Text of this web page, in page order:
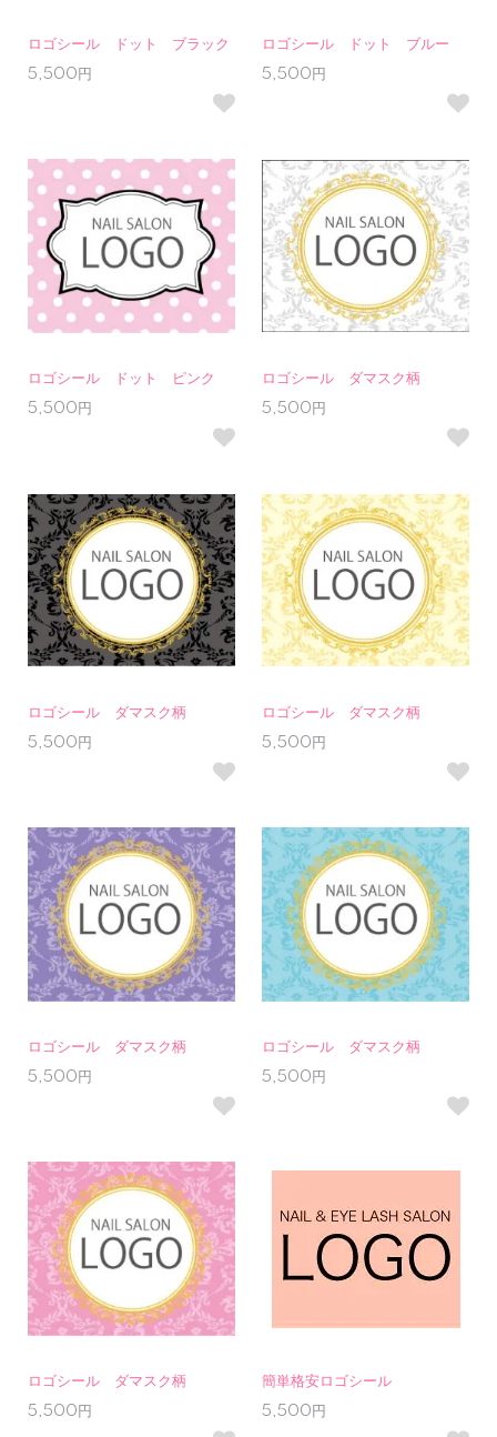
ロゴシール ドット ブラック
5,500円
ロゴシール ドット ブルー
5,500円
ロゴシール ドット ピンク
5,500円
ロゴシール ダマスク柄
5,500円
ロゴシール ダマスク柄
5,500円
ロゴシール ダマスク柄
5,500円
ロゴシール ダマスク柄
5,500円
ロゴシール ダマスク柄
5,500円
ロゴシール ダマスク柄
5,500円
簡単格安ロゴシール
5,500円